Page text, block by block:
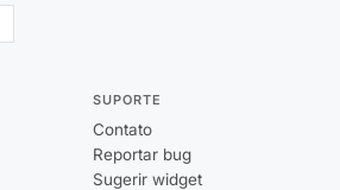
SUPORTE
Contato
Reportar bug
Sugerir widget